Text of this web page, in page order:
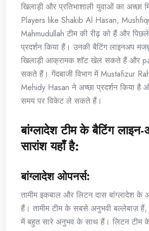
खिलाड़ी और प्रतिभाशाली युवाओं का अच्छा
Players like Shakib Al Hasan,
Mahmudullah टीम की रीढ़ को हैं और
प्रदर्शन किया हैं। उनकी बैटिंग लाइनअप
खिलाड़ी आक्रामक शॉट खेल सकते हैं और
सकते हैं। गेंदबाजी विभाग में Mustafizur
Mehidy Hasan ने अच्छा प्रदर्शन किया है
समय पर विकेट ले सकते हैं।
बांग्लादेश टीम के बैटिंग
सारांश यहाँ है:
बांग्लादेश ओपनर्स:
तामीम इकबाल और लिटन दास बांग्लादेश के
हैं। तामीम टीम के सबसे अनुभवी बल्लेबाज़
में बहुत सारे अनुभव के साथ हैं। लिटन टीम